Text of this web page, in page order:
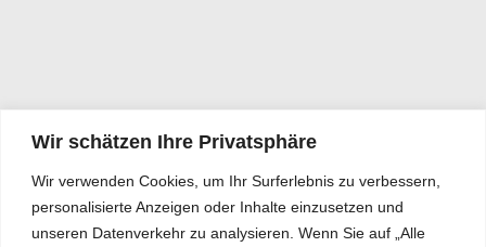
Wir schätzen Ihre Privatsphäre
Wir verwenden Cookies, um Ihr Surferlebnis zu verbessern,
personalisierte Anzeigen oder Inhalte einzusetzen und
unseren Datenverkehr zu analysieren. Wenn Sie auf „Alle